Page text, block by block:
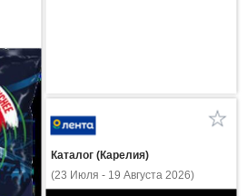
Каталог (Карелия)
(23 Июля - 19 Августа 2026)